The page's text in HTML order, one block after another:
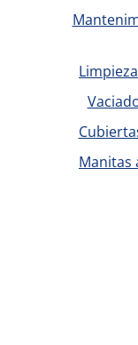
Manitas